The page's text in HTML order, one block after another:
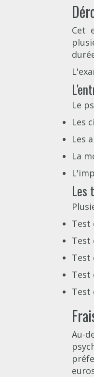
Cet
Le
Les
Les
La
Les
Test
Test
Test
Test
Test
Au-